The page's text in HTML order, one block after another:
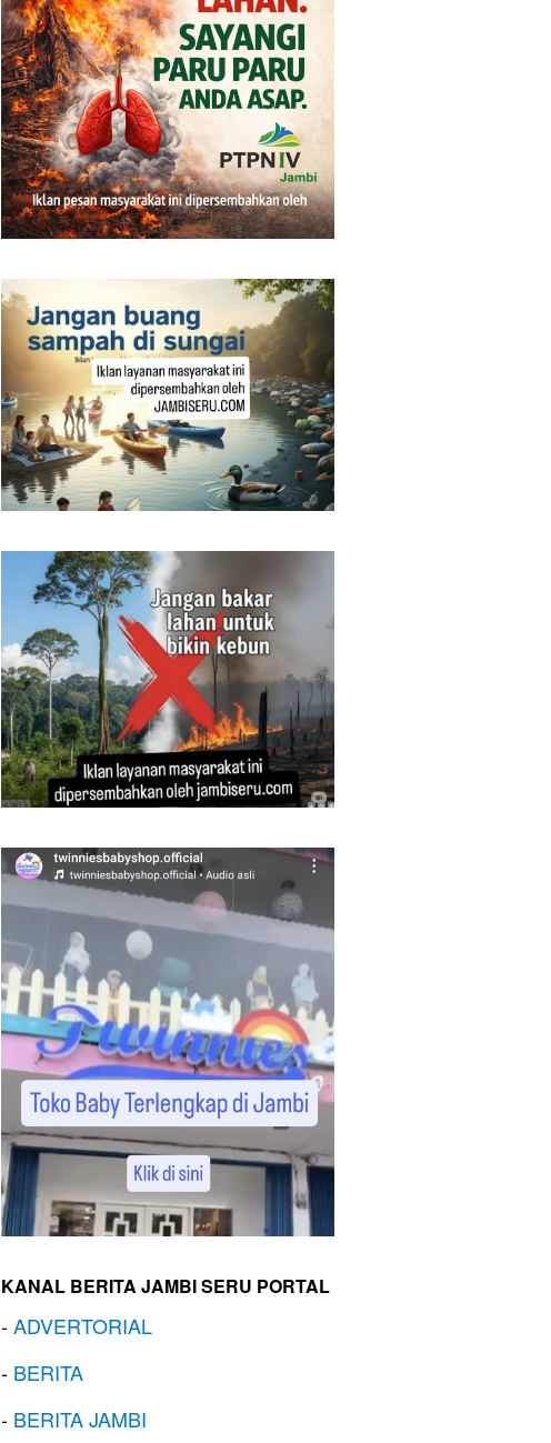
KANAL BERITA JAMBI SERU PORTAL
-ADVERTORIAL
- BERITA
- BERITA JAMBI